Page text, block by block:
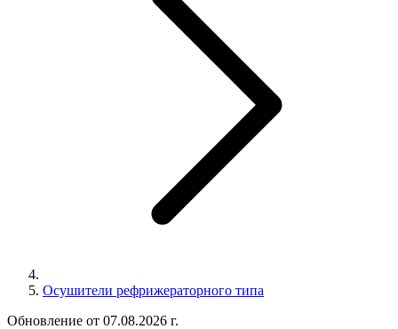
Осушители рефрижераторного типа
Обновление от 07.08.2026 г.